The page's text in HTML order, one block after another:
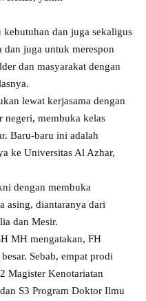
kebutuhan dan juga sekaligus
dan juga untuk merespon
dan masyarakat dengan
lewat kerjasama dengan
negeri, membuka kelas
Baru-baru ini adalah
ke Universitas Al Azhar,
dengan membuka
asing, diantaranya dari
dan Mesir.
MH mengatakan, FH
Sebab, empat prodi
Magister Kenotariatan
S3 Program Doktor Ilmu